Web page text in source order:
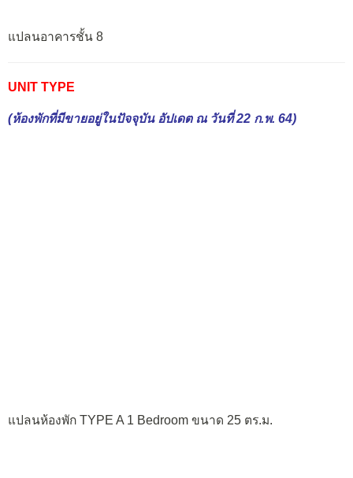
แปลนอาคารชั้น 8
UNIT TYPE
(ห้องพักที่มีขายอยู่ในปัจจุบัน อัปเดต ณ วันที่ 22 ก.พ. 64)
แปลนห้องพัก TYPE A 1 Bedroom ขนาด 25 ตร.ม.